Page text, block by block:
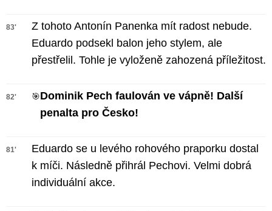
83'
Z tohoto Antonín Panenka mít radost nebude.
Eduardo podsekl balon jeho stylem, ale
přestřelil. Tohle je vyloženě zahozená příležitost.
82' 🎯Dominik Pech faulován ve vápně! Další
penalta pro Česko!
81'
Eduardo se u levého rohového praporku dostal
k míči. Následně přihrál Pechovi. Velmi dobrá
individuální akce.